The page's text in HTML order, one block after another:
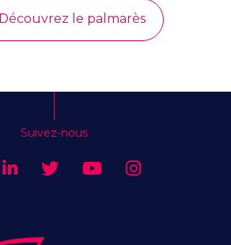
Découvrez le palmarès
Suivez-nous